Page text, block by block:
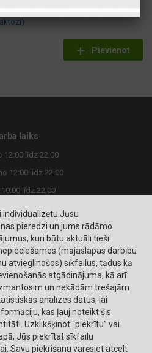
Pievienot
laiks
12:00 līdz 22:00
12:00 līdz 22:00
10:00 līdz 22:00
CityFood.lv
saņemšana)
.@cf.com
/ 26677333 / 26677333
individualizētu Jūsu
pieredzi un jums rādāmo
kuri būtu aktuāli tieši
(mājaslapas darbību
atvieglinošos) sīkfailus, tādus kā
atgādinājuma, kā arī
un nekādām trešajām
analīzes datus, lai
kas ļauj noteikt šīs
Uzklikšķinot “piekrītu” vai
Jūs piekrītat sīkfailu
Savu piekrišanu varēsiet atcelt